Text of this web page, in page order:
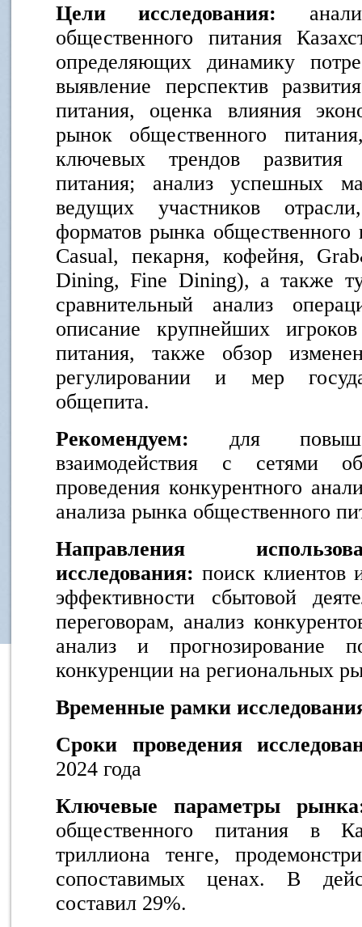
Цели исследования:
общественного питания
определяющих динамику
выявление перспектив
питания, оценка влияния
рынок общественного
ключевых трендов развития
питания; анализ успешных
ведущих участников
форматов рынка общественного
Casual, пекарня, кофейня,
Dining, Fine Dining), а также
сравнительный анализ
описание крупнейших
питания, также обзор
регулировании и мер
общепита.
Рекомендуем: для
взаимодействия с сетями
проведения конкурентного
анализа рынка общественного
Направления
исследования: поиск клиентов
эффективности сбытовой
переговорам, анализ
анализ и прогнозирование
конкуренции на региональных
Временные рамки
Сроки проведения
2024 года
Ключевые параметры
общественного питания в
триллиона тенге,
сопоставимых ценах. В
составил 29%.